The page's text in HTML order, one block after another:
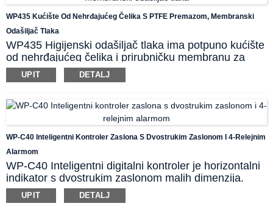
izdržljivosti, niskom održavanju i prikladnosti za širok
raspon industrijskih primjena, uključujući kontrolu
procesa i upravljanje energijom.
WP435 Kućište Od Nehrđajućeg Čelika S PTFE Premazom, Membranski
Odašiljač Tlaka
WP435 Higijenski odašiljač tlaka ima potpuno kućište
od nehrđajućeg čelika i prirubničku membranu za
mjerenje. Mliječna membrana može biti izrađena od
SS316L materijala s PTFE premazom za određenu
zaštitila elektroničke dijelove od povišene
temperature medija. Proizvod je sanitarni i robusni
procesa hrane i pića.
UPIT DETALJ
WP-C40 Inteligentni Kontroler Zaslona S Dvostrukim Zaslonom I 4-Relejnim
Alarmom
WP-C40 Inteligentni digitalni kontroler je horizontalni
indikator s dvostrukim zaslonom malih dimenzija.
Kontroler može primati različite oblike ulaznih signala,
uključujući mA, mV, RTD, termoelement i tako dalje.
UPIT DETALJ